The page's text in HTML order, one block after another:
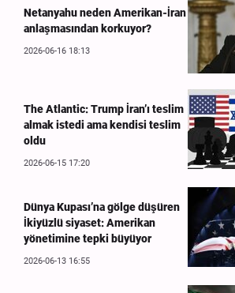
Netanyahu neden Amerikan-İran
anlaşmasından korkuyor?
2026-06-16 18:13
The Atlantic: Trump İran’ı teslim
almak istedi ama kendisi teslim
oldu
2026-06-15 17:20
Dünya Kupası’na gölge düşüren
İkiyüzlü siyaset: Amerikan
yönetimine tepki büyüyor
2026-06-13 16:55